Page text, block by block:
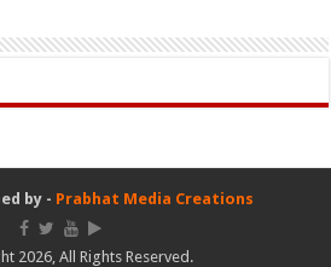
by - Prabhat Media Creations
2026, All Rights Reserved.